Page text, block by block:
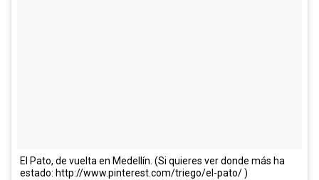
El Pato, de vuelta en Medellín. (Si quieres ver donde más ha
estado: http://www.pinterest.com/triego/el-pato/ )